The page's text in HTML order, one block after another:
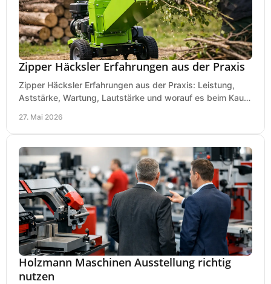
Zipper Häcksler Erfahrungen aus der Praxis
Zipper Häcksler Erfahrungen aus der Praxis: Leistung,
Aststärke, Wartung, Lautstärke und worauf es beim Kauf
27. Mai 2026
Holzmann Maschinen Ausstellung richtig
nutzen